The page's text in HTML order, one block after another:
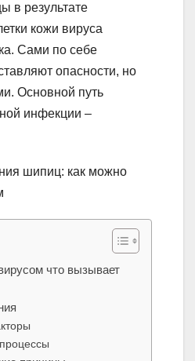
в результате
кожи вируса
Сами по себе
опасности, но
Основной путь
инфекции –
что вызывает